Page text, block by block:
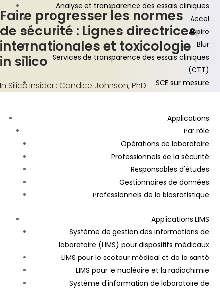
Analyse et transparence des essais cliniques
Accel
Aspire
Blur
Services de transparence des essais cliniques
(CTT)
SCE sur mesure
Applications
Par rôle
Opérations de laboratoire
Professionnels de la sécurité
Responsables d'études
Gestionnaires de données
Professionnels de la biostatistique
Applications LIMS
Système de gestion des informations de
laboratoire (LIMS) pour dispositifs médicaux
LIMS pour le secteur médical et de la santé
LIMS pour le nucléaire et la radiochimie
Système d'information de laboratoire de
Faire progresser les normes
de sécurité : Lignes directrices
internationales et toxicologie
in silico
In Silico Insider : Candice Johnson, PhD